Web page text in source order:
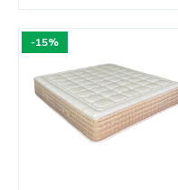
-15%